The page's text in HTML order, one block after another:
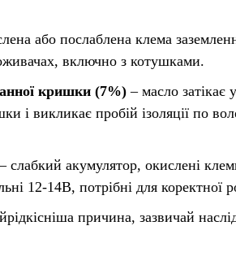
або послаблена клема
включно з котушками.
кришки (7%)– масло затікає
і викликає пробій ізоляції по
слабкий акумулятор, окислені
12-14В, потрібні для коректної
причина, зазвичай